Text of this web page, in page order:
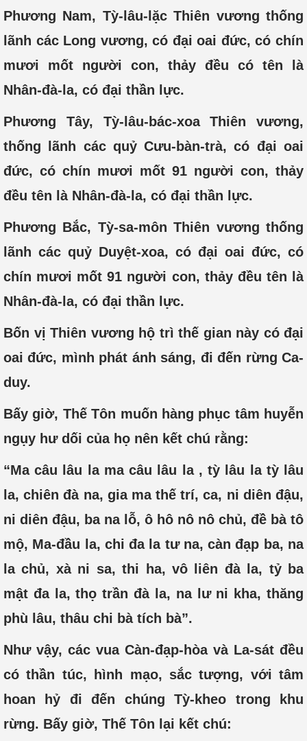
Phương Nam, Tỳ-lâu-lặc Thiên vương thống
lãnh các Long vương, có đại oai đức, có chín
mươi mốt người con, thảy đều có tên là
Nhân-đà-la, có đại thần lực.
Phương Tây, Tỳ-lâu-bác-xoa Thiên vương,
thống lãnh các quỷ Cưu-bàn-trà, có đại oai
đức, có chín mươi mốt 91 người con, thảy
đều tên là Nhân-đà-la, có đại thần lực.
Phương Bắc, Tỳ-sa-môn Thiên vương thống
lãnh các quỷ Duyệt-xoa, có đại oai đức, có
chín mươi mốt 91 người con, thảy đều tên là
Nhân-đà-la, có đại thần lực.
Bốn vị Thiên vương hộ trì thế gian này có đại
oai đức, mình phát ánh sáng, đi đến rừng Ca-
duy.
Bấy giờ, Thế Tôn muốn hàng phục tâm huyễn
ngụy hư dối của họ nên kết chú rằng:
“Ma câu lâu la ma câu lâu la , tỳ lâu la tỳ lâu
la, chiên đà na, gia ma thế trí, ca, ni diên đậu,
ni diên đậu, ba na lỗ, ô hô nô nô chủ, đề bà tô
mộ, Ma-đầu la, chi đa la tư na, càn đạp ba, na
la chủ, xà ni sa, thi ha, vô liên đà la, tỷ ba
mật đa la, thọ trần đà la, na lư ni kha, thăng
phù lâu, thâu chi bà tích bà”.
Như vậy, các vua Càn-đạp-hòa và La-sát đều
có thần túc, hình mạo, sắc tượng, với tâm
hoan hỷ đi đến chúng Tỳ-kheo trong khu
rừng. Bấy giờ, Thế Tôn lại kết chú: